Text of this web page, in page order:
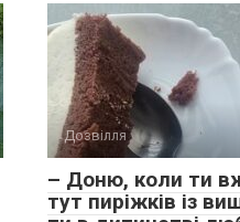
Дозвілля
– Доню, коли ти
тут пиріжків із